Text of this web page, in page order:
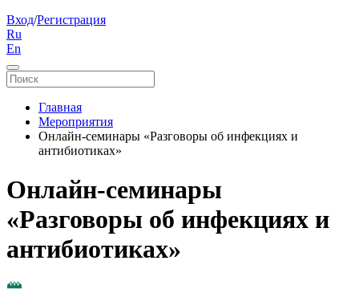
Вход/Регистрация
Ru
En
Главная
Мероприятия
Онлайн-семинары «Разговоры об инфекциях и
антибиотиках»
Онлайн-семинары
«Разговоры об инфекциях и
антибиотиках»